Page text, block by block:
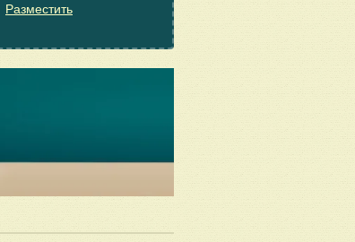
Разместить